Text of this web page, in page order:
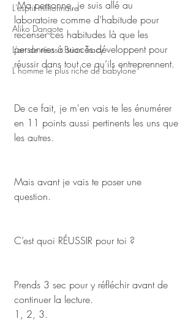
L'esprit millionnaire
Aliko Dangote
L'art de réussir Brian Tracy
L homme le plus riche de babylone
Ma personne, je suis allé au
laboratoire comme d’habitude pour
recenser ces habitudes là que les
personnes à succès développent pour
réussir dans tout ce qu’ils entreprennent.
De ce fait, je m'en vais te les énumérer
en 11 points aussi pertinents les uns que
les autres.
Mais avant je vais te poser une
question.
C’est quoi RÉUSSIR pour toi ?
Prends 3 sec pour y réfléchir avant de
continuer la lecture.
1, 2, 3.